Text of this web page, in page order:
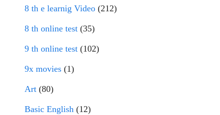
8 th e learnig Video (212)
8 th online test (35)
9 th online test (102)
9x movies (1)
Art (80)
Basic English (12)